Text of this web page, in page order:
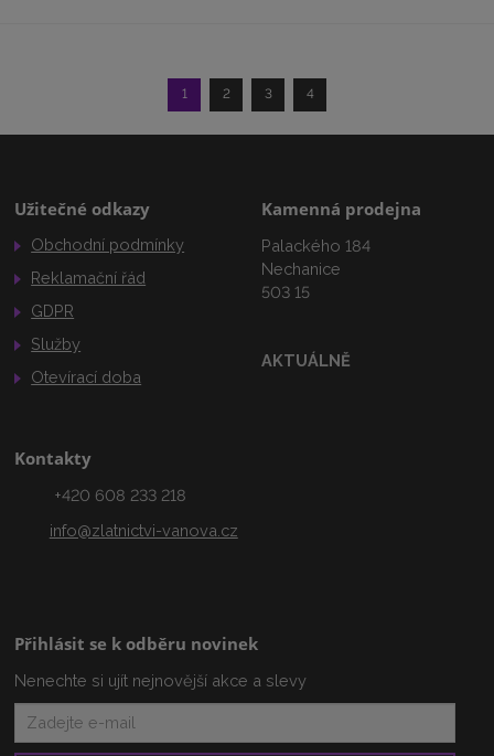
1 2 3 4
Užitečné odkazy
Obchodní podmínky
Reklamační řád
GDPR
Služby
Otevírací doba
Kamenná prodejna
Palackého 184
Nechanice
503 15
AKTUÁLNĚ
Kontakty
+420 608 233 218
info@zlatnictvi-vanova.cz
Přihlásit se k odběru novinek
Nenechte si ujít nejnovější akce a slevy